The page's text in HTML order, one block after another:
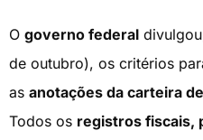
O governo federal
de outubro), os critérios
as anotações da carteira
Todos os registros fiscais,